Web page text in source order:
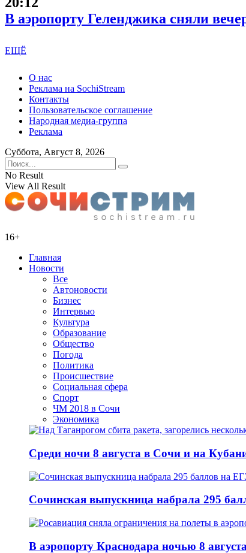
В аэропорту Геленджика сняли
ЕЩЁ
О нас
Реклама на SochiStream
Контакты
Пользовательское соглашение
Народная медиа-группа
Реклама
Суббота, Август 8, 2026
No Result
View All Result
16+
Главная
Новости
Все
Автоновости
Бизнес
Интервью
Культура
Образование
Общество
Погода
Политика
Происшествие
Социальная сфера
Спорт
ЧМ 2018 в Сочи
Экономика
Среди ночи 8 августа в Сочи и на
Сочинская выпускница набрала 295
В аэропорту Краснодара ночью 8